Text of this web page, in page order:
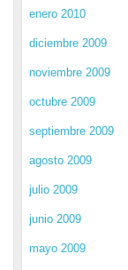
enero 2010
diciembre 2009
noviembre 2009
octubre 2009
septiembre 2009
agosto 2009
julio 2009
junio 2009
mayo 2009